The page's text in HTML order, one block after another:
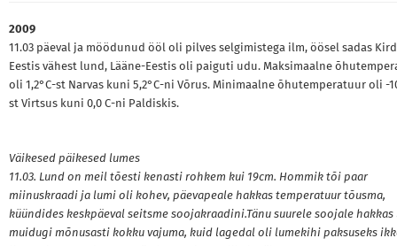
2009
11.03 päeval ja möödunud ööl oli pilves selgimistega ilm, öösel sadas
Eestis vähest lund, Lääne-Eestis oli paiguti udu. Maksimaalne
oli 1,2°C-st Narvas kuni 5,2°C-ni Võrus. Minimaalne õhutemperatuur oli -
st Virtsus kuni 0,0 C-ni Paldiskis.
Väikesed päikesed lumes
11.03. Lund on meil tõesti kenasti rohkem kui 19cm. Hommik tõi paar
miinuskraadi ja lumi oli kohev, päevapeale hakkas temperatuur tõusma,
küündides keskpäeval seitsme soojakraadini.Tänu suurele soojale hakkas
muidugi mõnusasti kokku vajuma, kuid lagedal oli lumekihi paksuseks